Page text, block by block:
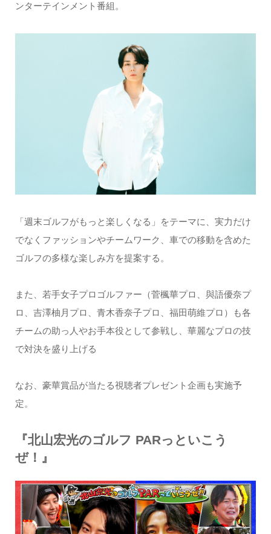
ンターテインメント番組。
「週末ゴルフがもっと楽しくなる」をテーマに、実力だけ
でなくファッションやチームワーク、車での移動を含めた
ゴルフの多様な楽しみ方を提案する。
また、若手女子プロゴルファー（菅楓華プロ、與語優奈プ
ロ、吉澤柚月プロ、青木香奈子プロ、福田萌維プロ）も各
チームの助っ人やお手本役として参戦し、華麗なプロの技
で対決を盛り上げる
なお、豪華賞品が当たる視聴者プレゼント企画も実施予
定。
『北山宏光のゴルフ PARっといこう
ぜ！』